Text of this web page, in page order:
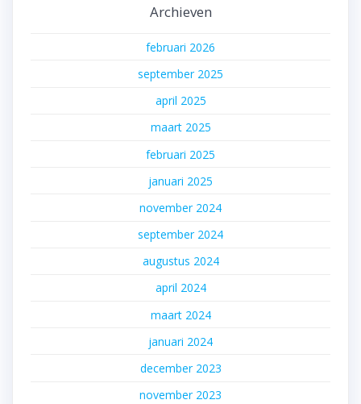
Archieven
februari 2026
september 2025
april 2025
maart 2025
februari 2025
januari 2025
november 2024
september 2024
augustus 2024
april 2024
maart 2024
januari 2024
december 2023
november 2023